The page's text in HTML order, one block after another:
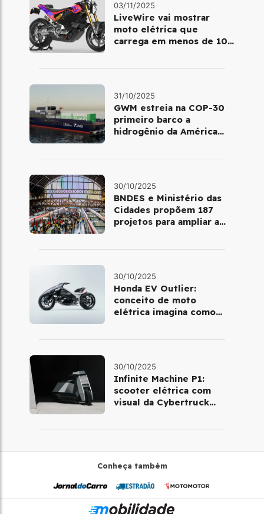
03/11/2025
LiveWire vai mostrar
moto elétrica que
carrega em menos de 10
31/10/2025
GWM estreia na COP-30
primeiro barco a
hidrogênio da América
30/10/2025
BNDES e Ministério das
Cidades propõem 187
projetos para ampliar a
30/10/2025
Honda EV Outlier:
conceito de moto
elétrica imagina como
30/10/2025
Infinite Machine P1:
scooter elétrica com
visual da Cybertruck
Conheça também